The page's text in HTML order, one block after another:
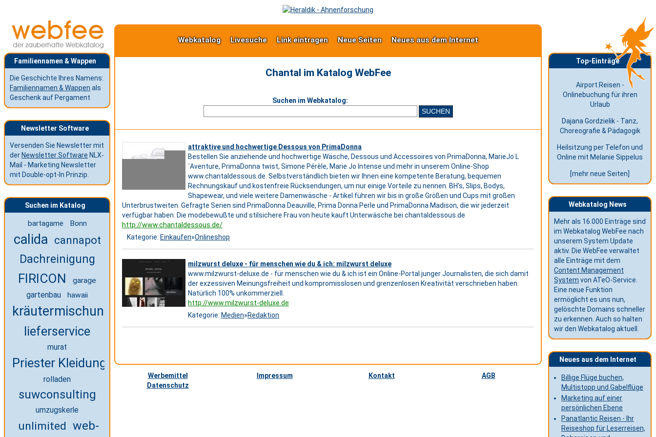
Familiennamen & Wappen
Die Geschichte Ihres Namens:
Familiennamen & Wappen als
Geschenk auf Pergament
Newsletter Software
Versenden Sie Newsletter mit
der Newsletter Software NLX-
Mail - Marketing Newsletter
mit Double-opt-In Prinzip.
Suchen im Katalog
bartagame Bonn
calida cannapot
Dachreinigung
FIRICON garage
gartenbau hawaii
kräutermischung
lieferservice
murat
Priester Kleidung
rolladen
suwconsulting
umzugskerle
unlimited web-
Webkatalog Livesuche Link eintragen Neue Seiten Neues aus dem Internet
Chantal im Katalog WebFee
Suchen im Webkatalog:
attraktive und hochwertige Dessous von PrimaDonna
Bestellen Sie anziehende und hochwertige Wäsche, Dessous und Accessoires von PrimaDonna, MarieJo L
´Aventure, PrimaDonna twist, Simone Pérèle, Marie Jo Intense und mehr in unserem Online-Shop
www.chantaldessous.de. Selbstverständlich bieten wir Ihnen eine kompetente Beratung, bequemen
Rechnungskauf und kostenfreie Rücksendungen, um nur einige Vorteile zu nennen. BH's, Slips, Bodys,
Shapewear, und viele weitere Damenwäsche - Artikel führen wir bis in große Größen und Cups mit großen
Unterbrustweiten. Gefragte Serien sind PrimaDonna Deauville, Prima Donna Perle und PrimaDonna Madison, die wir jederzeit
verfügbar haben. Die modebewußte und stilsichere Frau von heute kauft Unterwäsche bei chantaldessous.de
http://www.chantaldessous.de/
Kategorie: Einkaufen»Onlineshop
milzwurst deluxe - für menschen wie du & ich: milzwurst deluxe
www.milzwurst-deluxe.de - für menschen wie du & ich ist ein Online-Portal junger Journalisten, die sich damit
der exzessiven Meinungsfreiheit und kompromisslosen und grenzenlosen Kreativität verschrieben haben.
Natürlich 100% unkommerziell.
http://www.milzwurst-deluxe.de
Kategorie: Medien»Redaktion
Werbemittel Impressum Kontakt
AGB
Datenschutz
Top-Einträge
Airport.Reisen -
Onlinebuchung für ihren
Urlaub
Dajana Gordzielik - Tanz,
Choreografie & Pädagogik
Heilsitzung per Telefon und
Online mit Melanie Sippelus
[mehr neue Seiten]
Webkatalog News
Mehr als 16.000 Einträge sind
im Webkatalog WebFee nach
unserem System Update
aktiv. Die WebFee verwaltet
alle Einträge mit dem
Content Management
System von ATeO-Service.
Eine neue Funktion
ermöglicht es uns nun,
gelöschte Domains schneller
zu erkennen. Auch so halten
wir den Webkatalog aktuell.
Neues aus dem Internet
Billige Flüge buchen,
Multistopp und Gabelflüge
Marketing auf einer
persönlichen Ebene
Panatlantic Reisen - Ihr
Reiseshop für Leserreisen,